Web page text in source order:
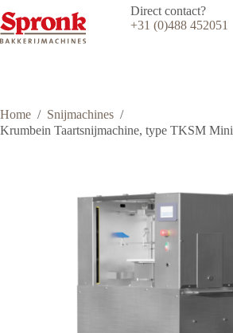
naar
de
Direct contact?
+31 (0)488 452051
Home / Snijmachines /
Krumbein Taartsnijmachine, type TKSM Mini